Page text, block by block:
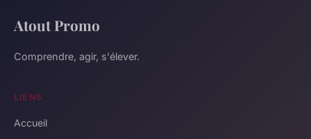
Atout Promo
Comprendre, agir, s'élever.
LIENS
Accueil